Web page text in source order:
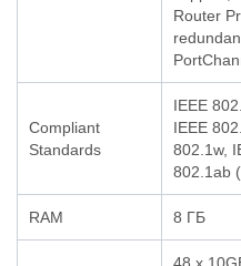
Router
Compliant
Standards
IEEE
IEEE
802.1w,
802.1ab
RAM 8 ГБ